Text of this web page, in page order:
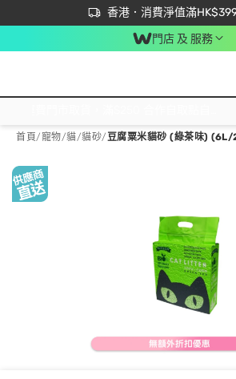
香港．消費淨值滿
立即成為易賞錢會員盡享
首次APP下單買滿$450 輸入
門店 及 服務
首頁/寵物/貓/貓砂/豆腐粟米貓砂 (綠茶味)